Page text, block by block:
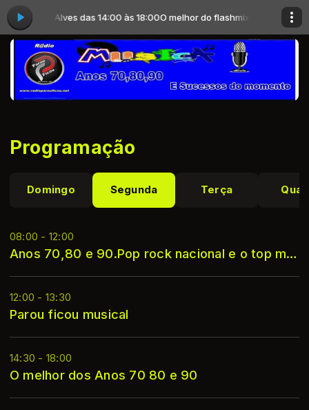
com Almir Alves das 14:00 às 18:00O melhor do flashmix com Almir
Programação
Domingo Segunda Terça
08:00 - 12:00
Anos 70,80 e 90.Pop rock nacional e o top mundial
12:00 - 13:30
Parou ficou musical
14:30 - 18:00
O melhor dos Anos 70 80 e 90